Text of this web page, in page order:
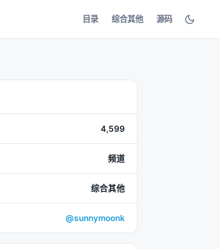
目录 综合其他 源码
4,599
频道
综合其他
@sunnymoonk